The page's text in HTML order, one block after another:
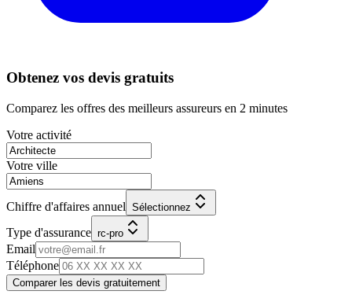
Obtenez vos devis gratuits
Comparez les offres des meilleurs assureurs en 2 minutes
Votre activité
Votre ville
Chiffre d'affaires annuel Sélectionnez
Type d'assurance rc-pro
Email
Téléphone
Comparer les devis gratuitement